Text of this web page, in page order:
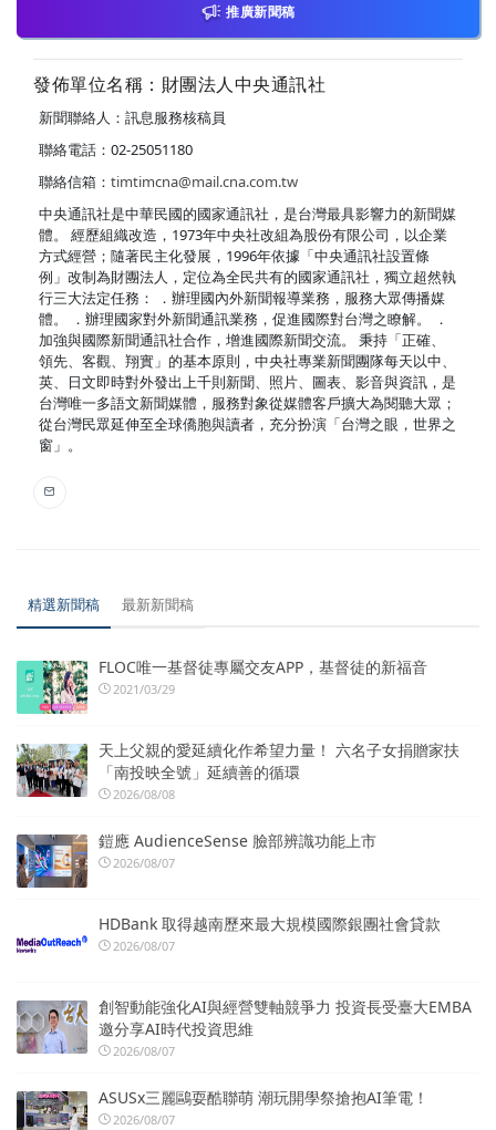
推廣新聞稿
發佈單位名稱：財團法人中央通訊社
新聞聯絡人：訊息服務核稿員
聯絡電話：02-25051180
聯絡信箱： timtimcna@mail.cna.com.tw
中央通訊社是中華民國的國家通訊社，是台灣最具影響力的新聞媒
體。 經歷組織改造，1973年中央社改組為股份有限公司，以企業
方式經營；隨著民主化發展，1996年依據「中央通訊社設置條
例」改制為財團法人，定位為全民共有的國家通訊社，獨立超然執
行三大法定任務： ．辦理國內外新聞報導業務，服務大眾傳播媒
體。 ．辦理國家對外新聞通訊業務，促進國際對台灣之瞭解。 ．
加強與國際新聞通訊社合作，增進國際新聞交流。 秉持「正確、
領先、客觀、翔實」的基本原則，中央社專業新聞團隊每天以中、
英、日文即時對外發出上千則新聞、照片、圖表、影音與資訊，是
台灣唯一多語文新聞媒體，服務對象從媒體客戶擴大為閱聽大眾；
從台灣民眾延伸至全球僑胞與讀者，充分扮演「台灣之眼，世界之
窗」。
精選新聞稿 最新新聞稿
FLOC唯一基督徒專屬交友APP，基督徒的新福音
2021/03/29
天上父親的愛延續化作希望力量！ 六名子女捐贈家扶
「南投映全號」延續善的循環
2026/08/08
鎧應 AudienceSense 臉部辨識功能上市
2026/08/07
HDBank 取得越南歷來最大規模國際銀團社會貸款
2026/08/07
創智動能強化AI與經營雙軸競爭力 投資長受臺大EMBA
邀分享AI時代投資思維
2026/08/07
ASUSx三麗鷗耍酷聯萌 潮玩開學祭搶抱AI筆電！
2026/08/07